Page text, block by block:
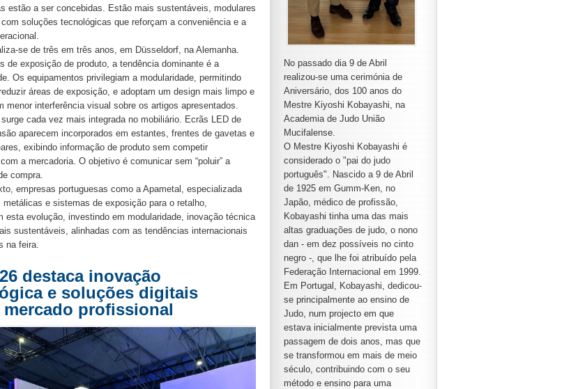
estão a ser concebidas. Estão mais sustentáveis, modulares
soluções tecnológicas que reforçam a conveniência e a
se de três em três anos, em Düsseldorf, na Alemanha.
de exposição de produto, a tendência dominante é a
Os equipamentos privilegiam a modularidade, permitindo
áreas de exposição, e adoptam um design mais limpo e
menor interferência visual sobre os artigos apresentados.
cada vez mais integrada no mobiliário. Ecrãs LED de
aparecem incorporados em estantes, frentes de gavetas e
exibindo informação de produto sem competir
a mercadoria. O objetivo é comunicar sem “poluir” a
compra.
empresas portuguesas como a Apametal, especializada
metálicas e sistemas de exposição para o retalho,
esta evolução, investindo em modularidade, inovação técnica
sustentáveis, alinhadas com as tendências internacionais
na feira.
destaca inovação
e soluções digitais
mercado profissional
No passado dia 9 de Abril
realizou-se uma cerimónia de
Aniversário, dos 100 anos do
Mestre Kiyoshi Kobayashi, na
Academia de Judo União
Mucifalense.
O Mestre Kiyoshi Kobayashi é
considerado o "pai do judo
português". Nascido a 9 de Abril
de 1925 em Gumm-Ken, no
Japão, médico de profissão,
Kobayashi tinha uma das mais
altas graduações de judo, o nono
dan - em dez possíveis no cinto
negro -, que lhe foi atribuído pela
Federação Internacional em 1999.
Em Portugal, Kobayashi, dedicou-
se principalmente ao ensino de
Judo, num projecto em que
estava inicialmente prevista uma
passagem de dois anos, mas que
se transformou em mais de meio
século, contribuindo com o seu
método e ensino para uma